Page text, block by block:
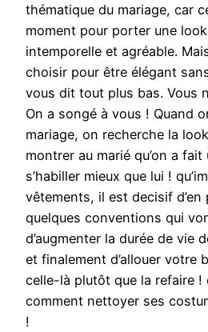
thématique du mariage, car
moment pour porter une
intemporelle et agréable.
choisir pour être élégant
vous dit tout plus bas. Vous
On a songé à vous ! Quand
mariage, on recherche la
montrer au marié qu’on a
s’habiller mieux que lui !
vêtements, il est decisif
quelques conventions qui
d’augmenter la durée de vie
et finalement d’allouer votre
celle-là plutôt que la refaire !
comment nettoyer ses
!